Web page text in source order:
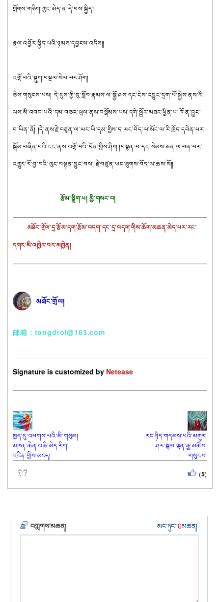
གྲོགས་གཅིག་ཀྱང་མེད་ན་དེ་བས་སྐྱིད༎
རྣལ་འབྱོར་སྐྱིད་པའི་ཉམས་དབྱངས་འདིས༎
འགྲོ་བའི་སྡུག་བསྔལ་སེལ་བར་ཤོག།
ཅེས་གསུངས་པས། དེ་དུས་ཀྱི་བུ་སློབ་རྣམས་ལ་སྐྱོ་ཤས་དང་ངེས་འབྱུང་དྲག་པོ་སྐྱེས་ནས་རི་
ལས་མི་འབབ་པའི་དམ་བཅའ་ཕུལ་ནས་བསྒོམས་པས་དགེ་སྦྱོར་མཐར་ཕྱིན་པ་ཁོ་ན་བྱུང་
བ་ཡིན་ནོ། །དེ་ནས་རྗེ་བཙུན་ལ་ཡང་ཡི་དམ་གྱིས་ད་ཡང་བོད་ལ་སོང་ལ་རི་ཁྲོད་དབེན་པར་
སྒོམ་བཞིན་པའི་ངང་ནས་འགྲོ་བའི་དོན་གྱིས་ཤིག །བསྟན་པ་དང་སེམས་ཅན་ལ་ཕན་པར་
འགྱུར་རོ་བྱ་བའི་ལུང་བསྟན་བྱུང་བས། རྗེ་བཙུན་ཡང་ཐུགས་བོད་ལ་ཆས་སོ༎
རྩོམ་སྒྲིག་པ། མྱི་གསར་བ།
མཐོང་གྲོལ་དྲ་རྩོམ་དག་རྩོམ་བདག་དང་དྲ་བདག་གིས་ཆོག་མཆན་མེད་པར་རང་
དགར་མི་འཁྱེར་བར་མཁྱེན།
མཐོང་གྲོལ།
邮箱：tongdrol@163.com
Signature is customized by Netease
ཁྱད་དུ་འཕགས་པའི་མི་གསུམ།
མཁན་ཆེན་འཆི་མེད་རིག་
འཛིན་གྱིས་མཛད།
རང་ཉིད་གདམས་པའི་མགུར།
ཤར་སྐལ་ལྡན་རྒྱ་མཚོས་
གསུངས།
(5)